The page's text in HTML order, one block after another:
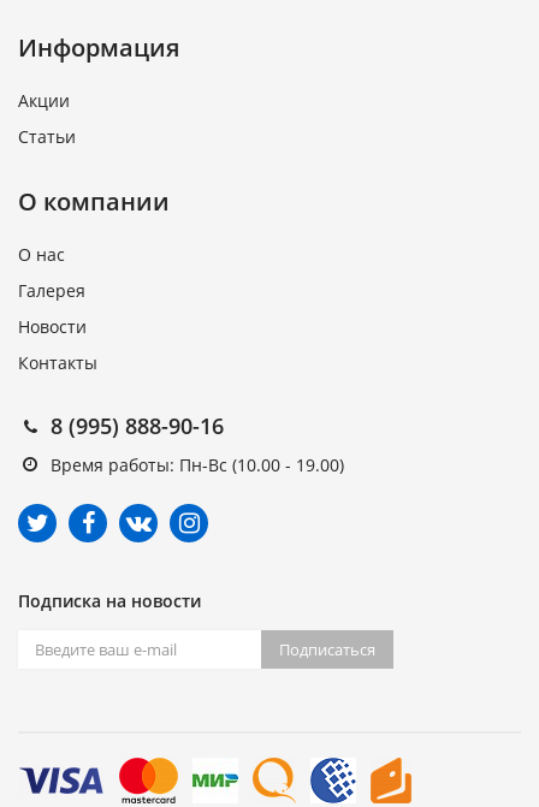
Информация
Акции
Статьи
О компании
О нас
Галерея
Новости
Контакты
8 (995) 888-90-16
Время работы: Пн-Вс (10.00 - 19.00)
Подписка на новости
Подписаться